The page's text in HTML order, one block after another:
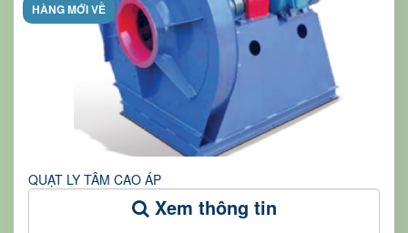
HÀNG MỚI VỀ
QUẠT LY TÂM CAO ÁP
Xem thông tin